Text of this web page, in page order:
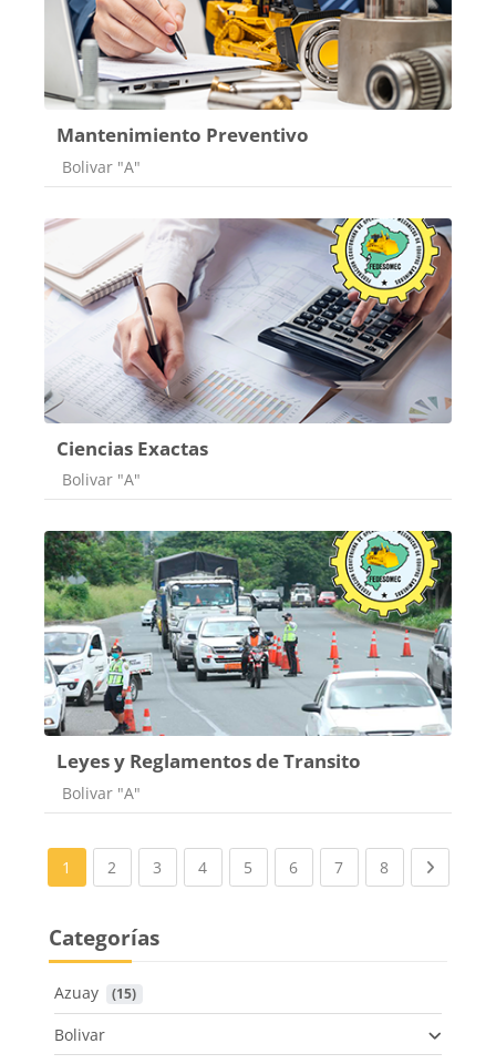
Mantenimiento Preventivo
Categoría de cursos
Bolivar "A"
Ciencias Exactas
Categoría de cursos
Bolivar "A"
Leyes y Reglamentos de Transito
Categoría de cursos
Bolivar "A"
1 2 (current)
3 (current)
4(current)
5 (current)
6(current)
7(current)
8(current)Next
Categorías
Azuay (15)
Bolivar